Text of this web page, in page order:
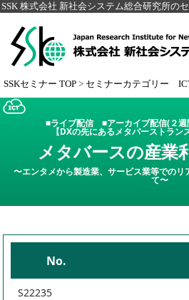
SSK 株式会社 新社会システム総合研究所の
SSKセミナー TOP > セミナーカテゴリー
■ライブ配信 ■アーカイブ配信(２週
【DXの先にあるメタバーストラン
メタバースの産業
〜エンタメから製造業、サービス業等での
て〜
No.
S22235